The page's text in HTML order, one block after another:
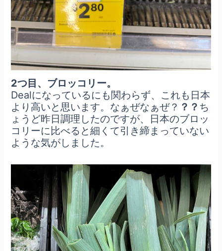
2つ目、ブロッコリー。
Dealになっているにも関わらず、これも日本
より高いと思います。なぁぜなぁぜ？ ？？ ち
ょうど昨日調理したのですが、日本のブロッ
コリーに比べると細くて引き締まっていない
ような気がしました。